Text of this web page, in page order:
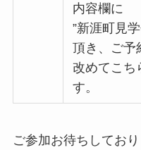
内容欄に
”新涯町見
頂き、ご予
改めてこち
す。
ご参加お待ちしており